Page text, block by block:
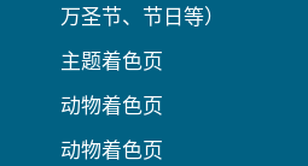
万圣节、节日等）
主题着色页
动物着色页
动物着色页